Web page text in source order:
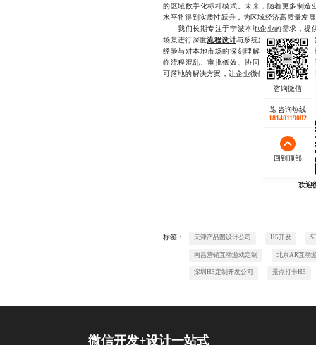
的区域数字化标杆模式。未来，随着更多制
水平将得到实质性跃升，为区域经济高质量发
我们长期专注于宁波本地企业的需求，提
场景进行深度流程设计与系统集成，帮助客户
经验与对本地市场的深刻理解，我们已助力
临流程混乱、审批低效、协同困难等问题，
可落地的解决方案，让企业微信真正成为推动
欢迎
标签： 天津产品图设计公司 H5开发
南昌营销互动游戏定制 北京AR互动
深圳H5定制开发公司 景点打卡H5
咨询热线
18140119082
回到顶部
微信开发+设计一站式